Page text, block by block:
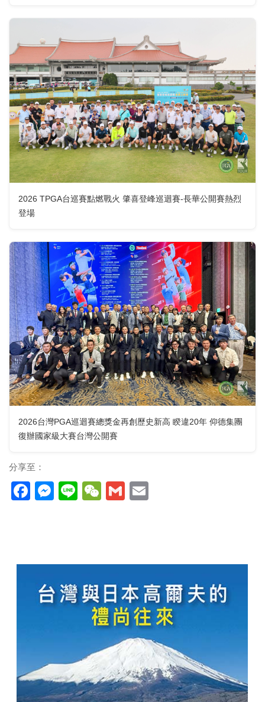
2026 TPGA台巡賽點燃戰火 肇喜登峰巡迴賽-長華公開賽熱烈
登場
2026台灣PGA巡迴賽總獎金再創歷史新高 睽違20年 仰德集團
復辦國家級大賽台灣公開賽
分享至：
Facebook
Messenger
LineWeChat
Gmail